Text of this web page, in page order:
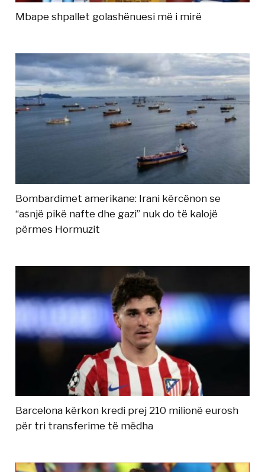
Mbape shpallet golashënuesi më i mirë
Bombardimet amerikane: Irani kërcënon se
“asnjë pikë nafte dhe gazi” nuk do të kalojë
përmes Hormuzit
Barcelona kërkon kredi prej 210 milionë eurosh
për tri transferime të mëdha